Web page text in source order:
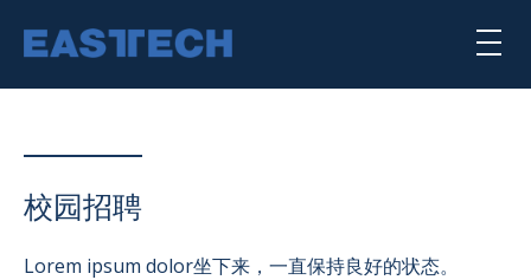
扬声器系统
公司简介
校园招聘
Lorem ipsum dolor坐下来，一直保持良好的状态。